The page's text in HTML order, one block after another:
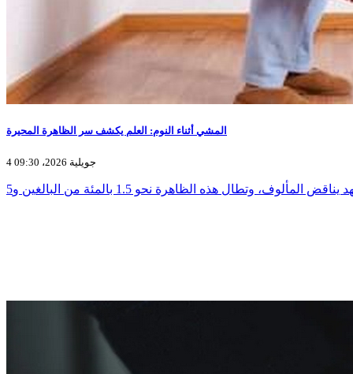
المشي أثناء النوم: العلم يكشف سر الظاهرة المحيرة
4 جويلية 2026، 09:30